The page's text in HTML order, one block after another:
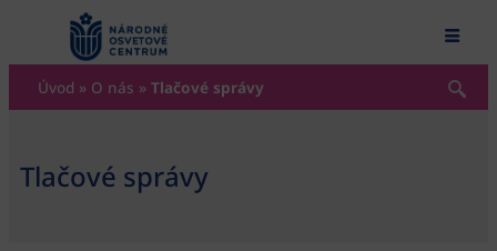
content
Úvod » O nás » Tlačové správy
Tlačové správy